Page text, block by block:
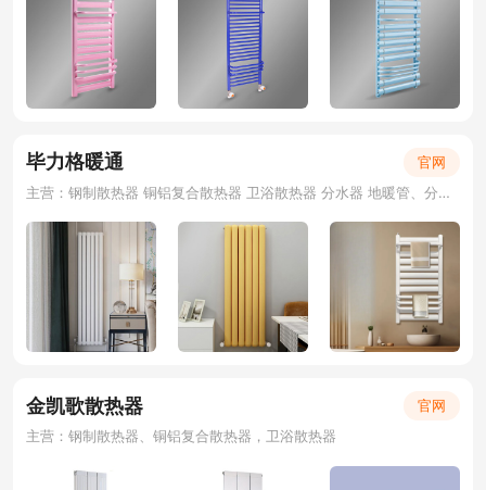
毕力格暖通
官网
主营：钢制散热器 铜铝复合散热器 卫浴散热器 分水器 地暖管、分水器、套阀
金凯歌散热器
官网
主营：钢制散热器、铜铝复合散热器，卫浴散热器